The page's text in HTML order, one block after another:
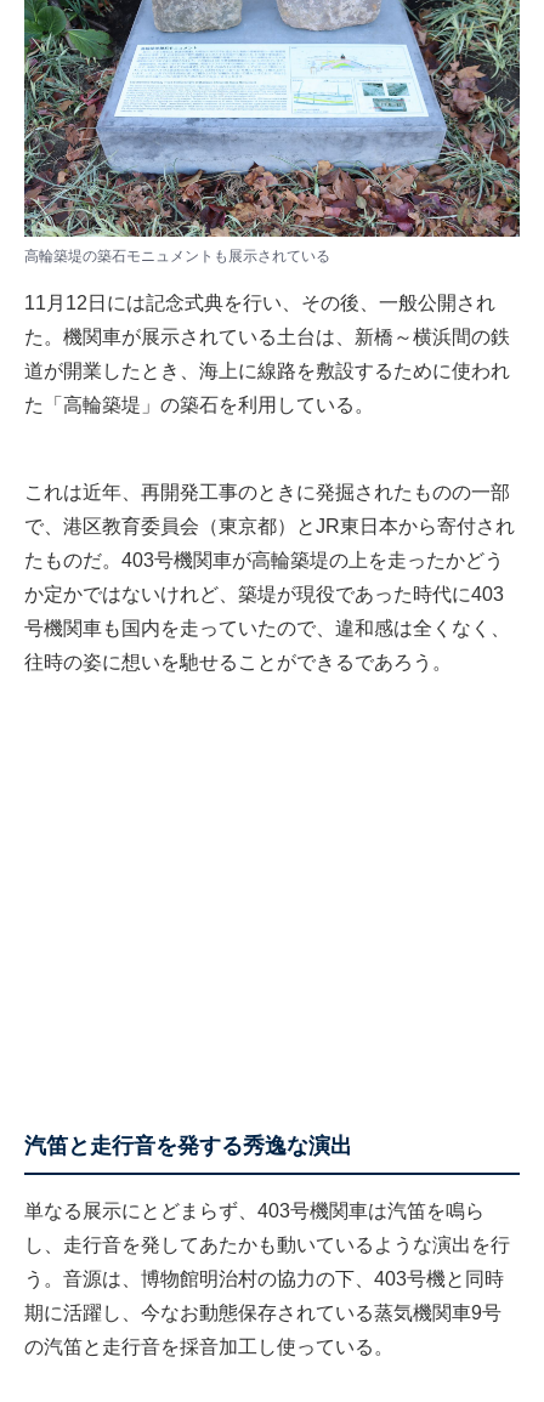
高輪築堤の築石モニュメントも展示されている
11月12日には記念式典を行い、その後、一般公開され
た。機関車が展示されている土台は、新橋～横浜間の鉄
道が開業したとき、海上に線路を敷設するために使われ
た「高輪築堤」の築石を利用している。
これは近年、再開発工事のときに発掘されたものの一部
で、港区教育委員会（東京都）とJR東日本から寄付され
たものだ。403号機関車が高輪築堤の上を走ったかどう
か定かではないけれど、築堤が現役であった時代に403
号機関車も国内を走っていたので、違和感は全くなく、
往時の姿に想いを馳せることができるであろう。
汽笛と走行音を発する秀逸な演出
単なる展示にとどまらず、403号機関車は汽笛を鳴ら
し、走行音を発してあたかも動いているような演出を行
う。音源は、博物館明治村の協力の下、403号機と同時
期に活躍し、今なお動態保存されている蒸気機関車9号
の汽笛と走行音を採音加工し使っている。